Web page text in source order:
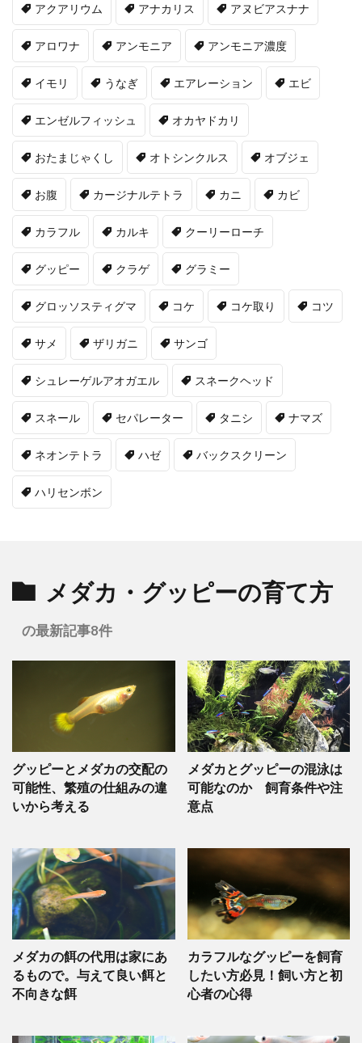
アクアリウム アナカリス アヌビアスナナ
アロワナ アンモニア アンモニア濃度
イモリ うなぎ エアレーション エビ
エンゼルフィッシュ オカヤドカリ
おたまじゃくし オトシンクルス オブジェ
お腹 カージナルテトラ カニ カビ
カラフル カルキ クーリーローチ
グッピー クラゲ グラミー
グロッソスティグマ コケ コケ取り コツ
サメ ザリガニ サンゴ
シュレーゲルアオガエル スネークヘッド
スネール セパレーター タニシ ナマズ
ネオンテトラ ハゼ バックスクリーン
ハリセンボン
メダカ・グッピーの育て方
の最新記事8件
グッピーとメダカの交配の
可能性、繁殖の仕組みの違
いから考える
メダカとグッピーの混泳は
可能なのか 飼育条件や注
意点
メダカの餌の代用は家にあ
るもので。与えて良い餌と
不向きな餌
カラフルなグッピーを飼育
したい方必見！飼い方と初
心者の心得